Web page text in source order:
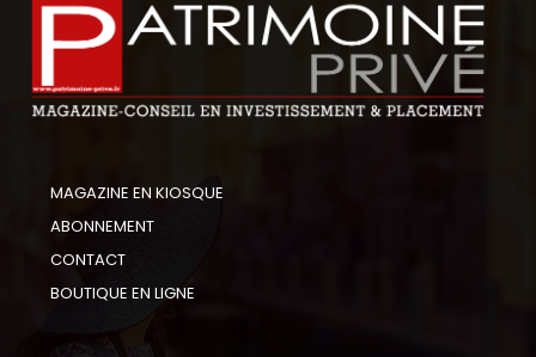
MAGAZINE EN KIOSQUE
ABONNEMENT
CONTACT
BOUTIQUE EN LIGNE